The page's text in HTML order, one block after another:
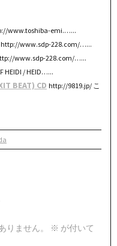
www.toshiba-emi.…...
http://www.sdp-228.com/…...
www.sdp-228.com/…...
HEIDI / HEID…...
BEAT) CD http://9819.jp/ こ
りません。 ※ が付いて